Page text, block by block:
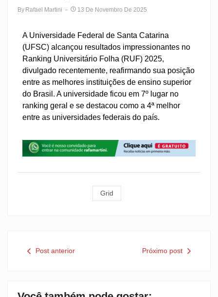
By Rafael Martini 13 De Novembro De 2025
A Universidade Federal de Santa Catarina
(UFSC) alcançou resultados impressionantes no
Ranking Universitário Folha (RUF) 2025,
divulgado recentemente, reafirmando sua posição
entre as melhores instituições de ensino superior
do Brasil. A universidade ficou em 7º lugar no
ranking geral e se destacou como a 4ª melhor
entre as universidades federais do país.
Grid
Post anterior Próximo post